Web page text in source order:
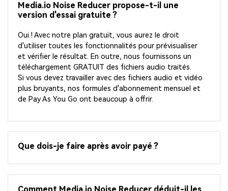
Media.io Noise Reducer propose-t-il une
version d'essai gratuite ?
Oui ! Avec notre plan gratuit, vous aurez le droit
d'utiliser toutes les fonctionnalités pour prévisualiser
et vérifier le résultat. En outre, nous fournissons un
téléchargement GRATUIT des fichiers audio traités.
Si vous devez travailler avec des fichiers audio et vidéo
plus bruyants, nos formules d'abonnement mensuel et
de Pay As You Go ont beaucoup à offrir.
Que dois-je faire après avoir payé ?